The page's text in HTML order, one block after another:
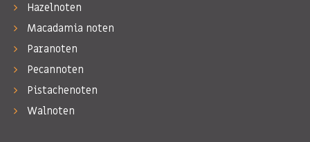
Hazelnoten
Macadamia noten
Paranoten
Pecannoten
Pistachenoten
Walnoten